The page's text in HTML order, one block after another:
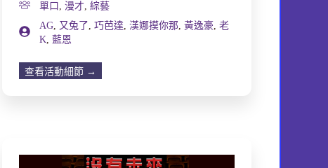
單口 , 漫才, 綜藝
AG, 又兔了, 巧芭達, 漢娜摸你那, 黃逸豪, 老
K, 藍恩
查看活動細節 →